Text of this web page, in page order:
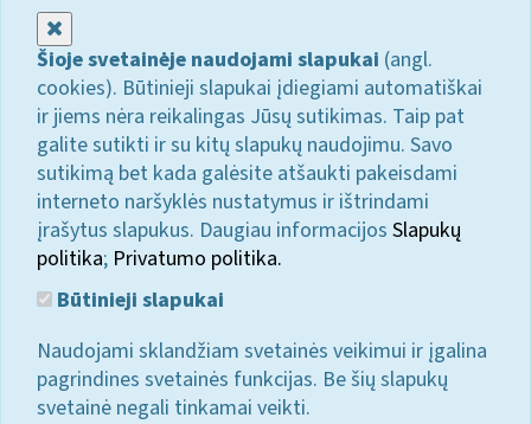
Šioje svetainėje naudojami slapukai (angl.
cookies). Būtinieji slapukai įdiegiami automatiškai
ir jiems nėra reikalingas Jūsų sutikimas. Taip pat
galite sutikti ir su kitų slapukų naudojimu. Savo
sutikimą bet kada galėsite atšaukti pakeisdami
interneto naršyklės nustatymus ir ištrindami
įrašytus slapukus. Daugiau informacijos Slapukų
politika; Privatumo politika.
Būtinieji slapukai
Naudojami sklandžiam svetainės veikimui ir įgalina
pagrindines svetainės funkcijas. Be šių slapukų
svetainė negali tinkamai veikti.